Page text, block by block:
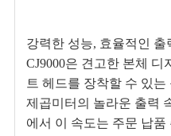
강력한 성능, 효율적인 출
CJ9000은 견고한 본체 디
트 헤드를 장착할 수 있
제곱미터의 놀라운 출력
에서 이 속도는 주문 납